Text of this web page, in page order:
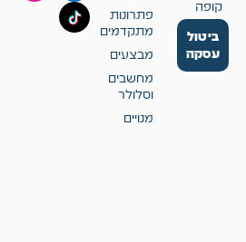
קופה
ביטול
עסקה
פתרונות
מתקדמים
מבצעים
מחשבים
וסלולר
מנויים